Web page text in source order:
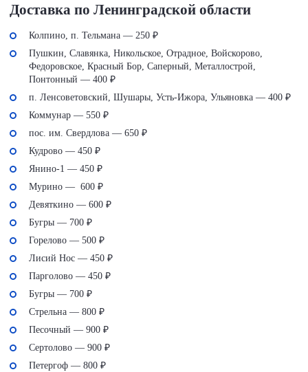
Доставка по Ленинградской области
Колпино, п. Тельмана — 250 ₽
Пушкин, Славянка, Никольское, Отрадное, Войскорово,
Федоровское, Красный Бор, Саперный, Металлострой,
Понтонный — 400 ₽
п. Ленсоветовский, Шушары, Усть-Ижора, Ульяновка — 400 ₽
Коммунар — 550 ₽
пос. им. Свердлова — 650 ₽
Кудрово — 450 ₽
Янино-1 — 450 ₽
Мурино — 600 ₽
Девяткино — 600 ₽
Бугры — 700 ₽
Горелово — 500 ₽
Лисий Нос — 450 ₽
Парголово — 450 ₽
Бугры — 700 ₽
Стрельна — 800 ₽
Песочный — 900 ₽
Сертолово — 900 ₽
Петергоф — 800 ₽